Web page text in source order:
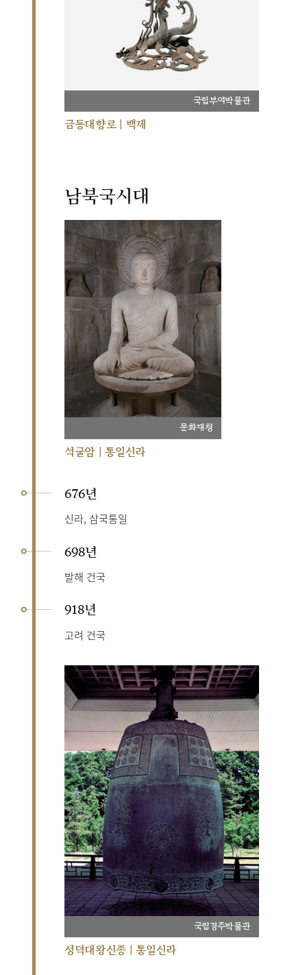
국립부여박물관
금동대향로 | 백제
남북국시대
문화재청
석굴암 | 통일신라
676년
신라, 삼국통일
698년
발해 건국
918년
고려 건국
국립경주박물관
성덕대왕신종 | 통일신라